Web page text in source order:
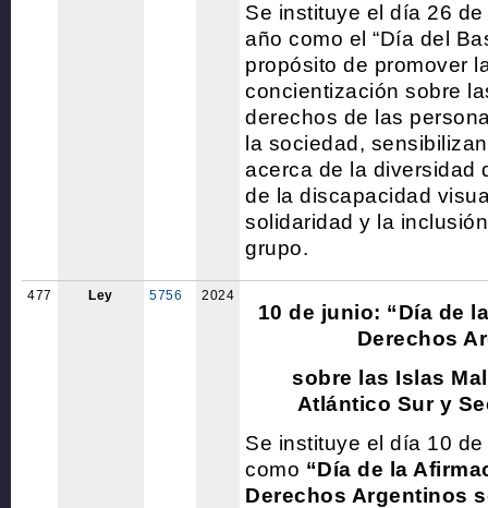
Se instituye el día 26
año como el “Día del
propósito de promover
concientización sobre
derechos de las
la sociedad,
acerca de la diversidad
de la discapacidad
solidaridad y la
grupo.
477 Ley 5756 2024
10 de junio: “Día de
Derechos
sobre las Islas
Atlántico Sur y
Se instituye el día 10
como “Día de la
Derechos Argentinos